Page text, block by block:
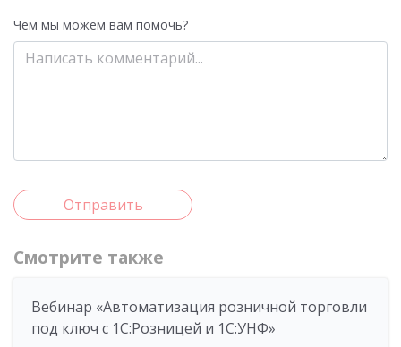
Чем мы можем вам помочь?
Отправить
Смотрите также
Вебинар «Автоматизация розничной торговли
под ключ с 1С:Розницей и 1С:УНФ»